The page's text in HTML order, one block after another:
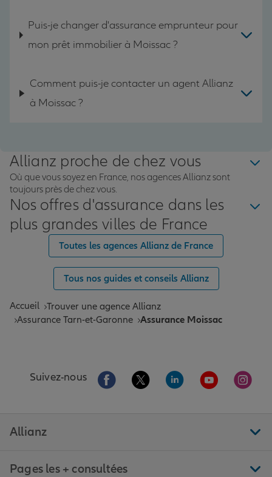
Puis-je changer d'assurance emprunteur pour
mon prêt immobilier à Moissac ?
Comment puis-je contacter un agent Allianz
à Moissac ?
Allianz proche de chez vous
Où que vous soyez en France, nos agences Allianz sont
toujours près de chez vous.
Nos offres d'assurance dans les
plus grandes villes de France
Toutes les agences Allianz de France
Tous nos guides et conseils Allianz
Accueil Trouver une agence Allianz
Assurance Tarn-et-Garonne Assurance Moissac
Suivez-nous Aller sur la page Facebook de Allianz
Aller sur la page Twitter de
Aller sur la page
Aller sur la
Aller
Allianz
Pages les + consultées